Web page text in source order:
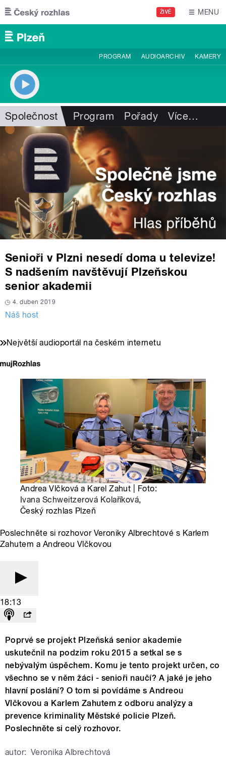
Přejít k hlavnímu obsahu
ŽIVĚ MENU
PROGRAM AUDIOARCHIV KAMERY
Společnost Program Pořady Více…
Senioři v Plzni nesedí doma u televize!
S nadšením navštěvují Plzeňskou
senior akademii
4. duben 2019
Náš host
Největší audioportál na českém internetu
Andrea Vlčková a Karel Zahut | Foto:
Ivana Schweitzerová Kolaříková,
Český rozhlas Plzeň
Poslechněte si rozhovor Veroniky Albrechtové s Karlem
Zahutem a Andreou Vlčkovou
18:13
Poprvé se projekt Plzeňská senior akademie
uskutečnil na podzim roku 2015 a setkal se s
nebývalým úspěchem. Komu je tento projekt určen, co
všechno se v něm žáci - senioři naučí? A jaké je jeho
hlavní poslání? O tom si povídáme s Andreou
Vlčkovou a Karlem Zahutem z odboru analýzy a
prevence kriminality Městské policie Plzeň.
Poslechněte si celý rozhovor.
autor: Veronika Albrechtová